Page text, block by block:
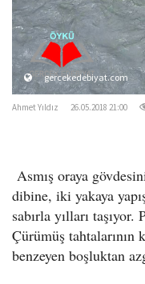
o
n
gercekedebiyat.com
Ahmet Yıldız 26.05.2018 21:00
Asmış oraya
dibine, iki yakaya
sabırla yılları taşıyor.
Çürümüş
benzeyen boşluktan